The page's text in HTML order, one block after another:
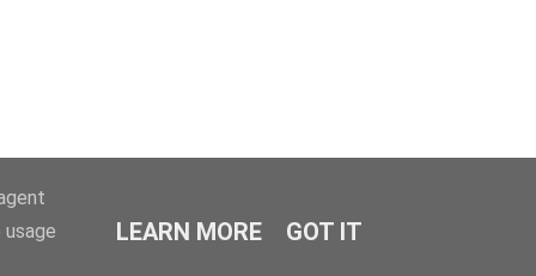
LEARN MORE GOT IT